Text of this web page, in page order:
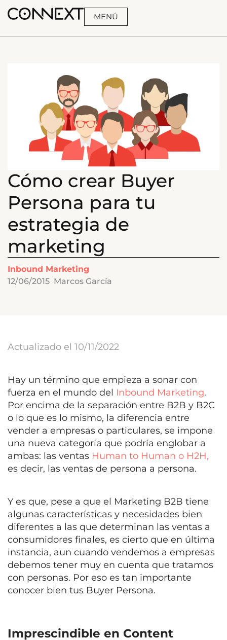
MENÚ
Cómo crear Buyer
Persona para tu
estrategia de
marketing
Inbound Marketing
12/06/2015 Marcos García
Actualizado el 10/11/2022
Hay un término que empieza a sonar con
fuerza en el mundo del Inbound Marketing.
Por encima de la separación entre B2B y B2C
o lo que es lo mismo, la diferencia entre
vender a empresas o particulares, se impone
una nueva categoría que podría englobar a
ambas: las ventas Human to Human o H2H,
es decir, las ventas de persona a persona.
Y es que, pese a que el Marketing B2B tiene
algunas características y necesidades bien
diferentes a las que determinan las ventas a
consumidores finales, es cierto que en última
instancia, aun cuando vendemos a empresas
debemos tener muy en cuenta que tratamos
con personas. Por eso es tan importante
conocer bien tus Buyer Persona.
Imprescindible en Content